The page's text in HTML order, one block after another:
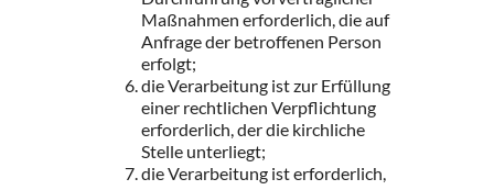
Maßnahmen erforderlich, die auf
Anfrage der betroffenen Person
erfolgt;
die Verarbeitung ist zur Erfüllung
einer rechtlichen Verpflichtung
erforderlich, der die kirchliche
Stelle unterliegt;
die Verarbeitung ist erforderlich,